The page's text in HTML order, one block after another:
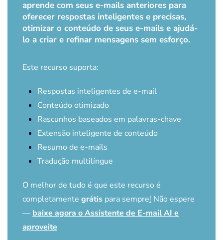
aprende com seus e-mails anteriores para
oferecer respostas inteligentes e precisas,
otimizar o conteúdo de seus e-mails e ajudá-
lo a criar e refinar mensagens sem esforço.
Este recurso suporta:
Respostas inteligentes de e-mail
Conteúdo otimizado
Rascunhos baseados em palavras-chave
Extensão inteligente de conteúdo
Resumo de e-mails
Tradução multilíngue
O melhor de tudo é que este recurso é
completamente grátis para sempre! Não espere
— baixe agora o Assistente de E-mail AI e
aproveite